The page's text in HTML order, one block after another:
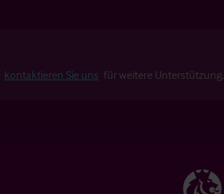
kontaktieren Sie uns für weitere Unterstützung.